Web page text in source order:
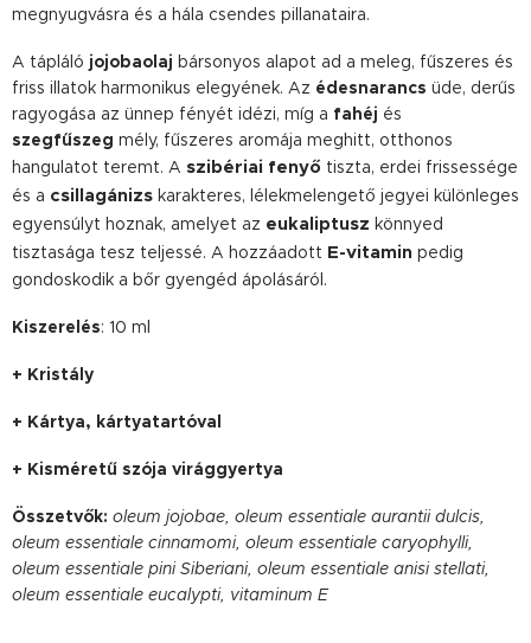
megnyugvásra és a hála csendes pillanataira.
A tápláló jojobaolaj bársonyos alapot ad a meleg, fűszeres és
friss illatok harmonikus elegyének. Az édesnarancs üde, derűs
ragyogása az ünnep fényét idézi, míg a fahéj és
szegfűszeg mély, fűszeres aromája meghitt, otthonos
hangulatot teremt. A szibériai fenyő tiszta, erdei frissessége
és a csillagánizs karakteres, lélekmelengető jegyei különleges
egyensúlyt hoznak, amelyet az eukaliptusz könnyed
tisztasága tesz teljessé. A hozzáadott E-vitamin pedig
gondoskodik a bőr gyengéd ápolásáról.
Kiszerelés: 10 ml
+ Kristály
+ Kártya, kártyatartóval
+ Kisméretű szója virággyertya
Összetvők: oleum jojobae, oleum essentiale aurantii dulcis,
oleum essentiale cinnamomi, oleum essentiale caryophylli,
oleum essentiale pini Siberiani, oleum essentiale anisi stellati,
oleum essentiale eucalypti, vitaminum E